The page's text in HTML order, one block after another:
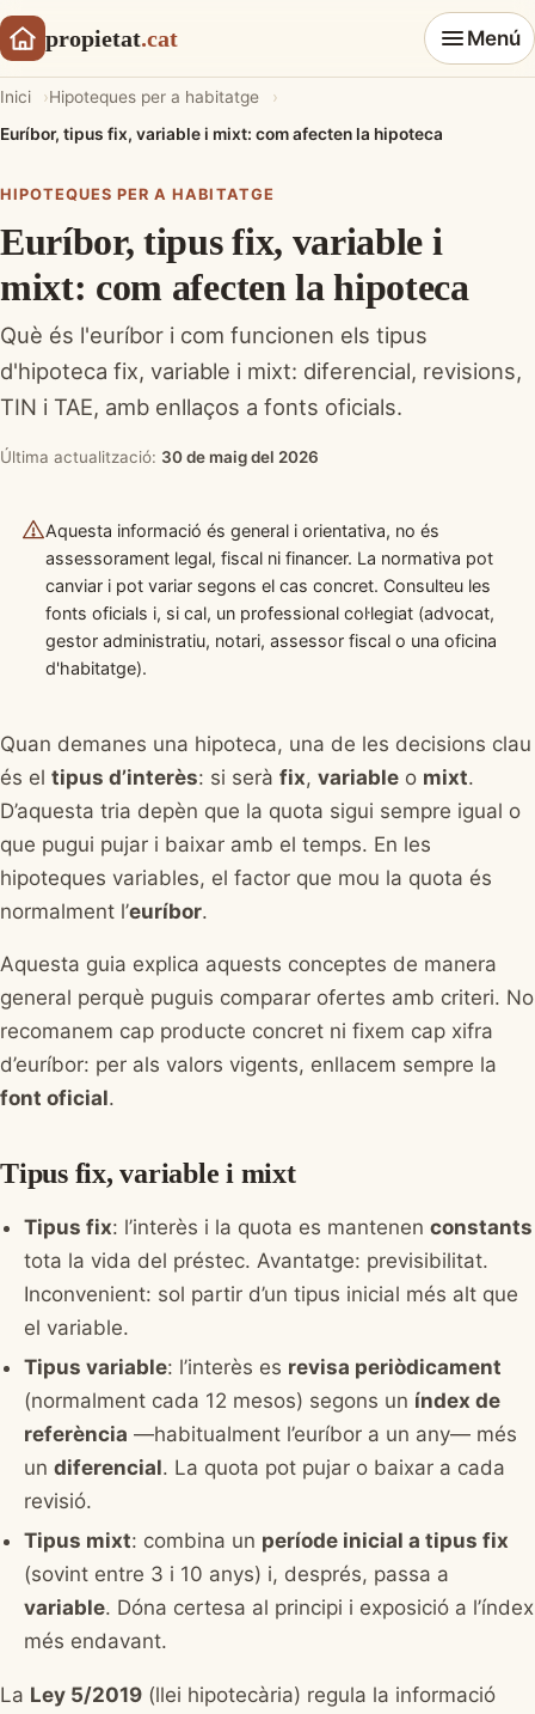
propietat.cat Menú
Inici
Hipoteques per a habitatge
Euríbor, tipus fix, variable i mixt: com afecten la hipoteca
HIPOTEQUES PER A HABITATGE
Euríbor, tipus fix, variable i
mixt: com afecten la hipoteca
Què és l'euríbor i com funcionen els tipus
d'hipoteca fix, variable i mixt: diferencial, revisions,
TIN i TAE, amb enllaços a fonts oficials.
Última actualització: 30 de maig del 2026
Aquesta informació és general i orientativa, no és
assessorament legal, fiscal ni financer. La normativa pot
canviar i pot variar segons el cas concret. Consulteu les
fonts oficials i, si cal, un professional col·legiat (advocat,
gestor administratiu, notari, assessor fiscal o una oficina
d'habitatge).
Quan demanes una hipoteca, una de les decisions clau
és el tipus d’interès: si serà fix, variable o mixt.
D’aquesta tria depèn que la quota sigui sempre igual o
que pugui pujar i baixar amb el temps. En les
hipoteques variables, el factor que mou la quota és
normalment l’euríbor.
Aquesta guia explica aquests conceptes de manera
general perquè puguis comparar ofertes amb criteri. No
recomanem cap producte concret ni fixem cap xifra
d’euríbor: per als valors vigents, enllacem sempre la
font oficial.
Tipus fix, variable i mixt
Tipus fix: l’interès i la quota es mantenen constants
tota la vida del préstec. Avantatge: previsibilitat.
Inconvenient: sol partir d’un tipus inicial més alt que
el variable.
Tipus variable: l’interès es revisa periòdicament
(normalment cada 12 mesos) segons un índex de
referència —habitualment l’euríbor a un any— més
un diferencial. La quota pot pujar o baixar a cada
revisió.
Tipus mixt: combina un període inicial a tipus fix
(sovint entre 3 i 10 anys) i, després, passa a
variable. Dóna certesa al principi i exposició a l’índex
més endavant.
La Ley 5/2019 (llei hipotecària) regula la informació